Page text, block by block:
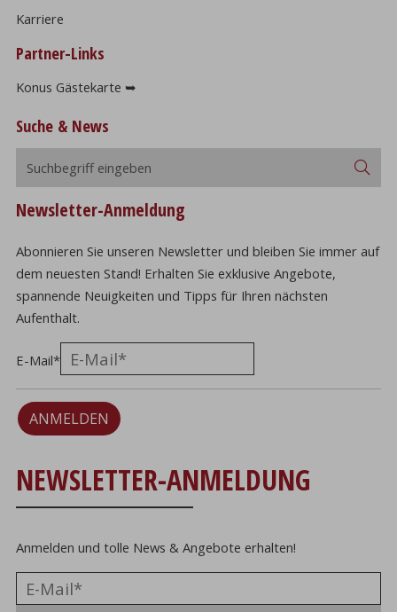
Karriere
Partner-Links
Konus Gästekarte ➥
Suche & News
Newsletter-Anmeldung
Abonnieren Sie unseren Newsletter und bleiben Sie immer auf
dem neuesten Stand! Erhalten Sie exklusive Angebote,
spannende Neuigkeiten und Tipps für Ihren nächsten
Aufenthalt.
E-Mail*
ANMELDEN
NEWSLETTER-ANMELDUNG
Anmelden und tolle News & Angebote erhalten!